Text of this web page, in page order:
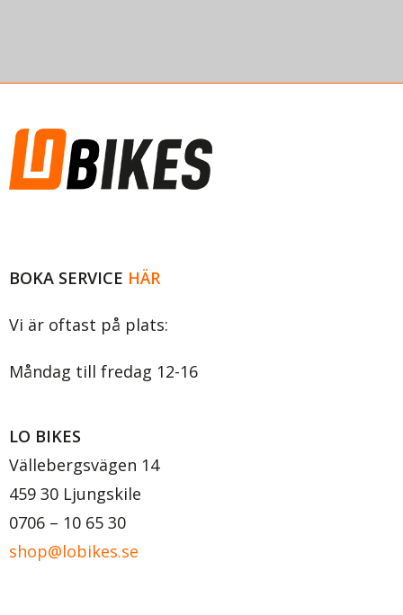
BOKA SERVICE HÄR
Vi är oftast på plats:
Måndag till fredag 12-16
LO BIKES
Vällebergsvägen 14
459 30 Ljungskile
0706 – 10 65 30
shop@lobikes.se